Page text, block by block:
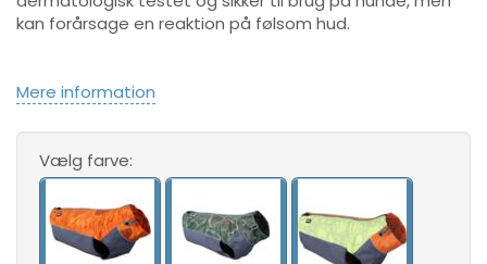
kan forårsage en reaktion på følsom hud.
Mere information
Vælg farve: